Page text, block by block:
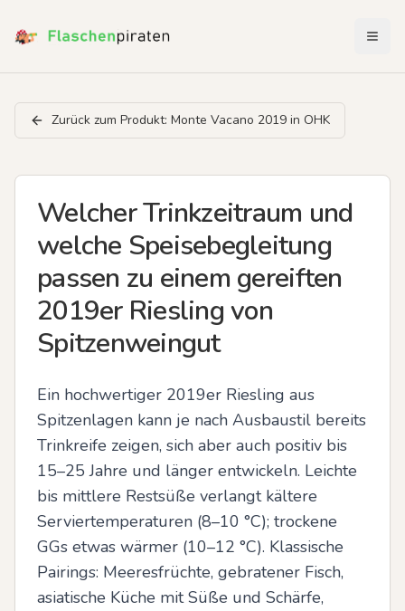
Zurück zum Produkt: Monte Vacano 2019 in OHK
Welcher Trinkzeitraum und
welche Speisebegleitung
passen zu einem gereiften
2019er Riesling von
Spitzenweingut
Ein hochwertiger 2019er Riesling aus
Spitzenlagen kann je nach Ausbaustil bereits
Trinkreife zeigen, sich aber auch positiv bis
15–25 Jahre und länger entwickeln. Leichte
bis mittlere Restsüße verlangt kältere
Serviertemperaturen (8–10 °C); trockene
GGs etwas wärmer (10–12 °C). Klassische
Pairings: Meeresfrüchte, gebratener Fisch,
asiatische Küche mit Süße und Schärfe,